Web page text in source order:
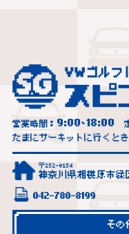
営業時間： 9:00~18:00
たまにサーキットに行くと
〒252-0154
神奈川県相模原市緑
042-780-8199
その